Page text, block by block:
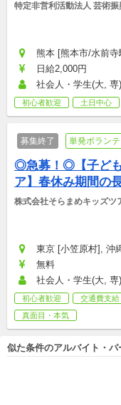
特定非営利活動法人 芸術
熊本 [熊本市/水前寺
日給2,000円
社会人・学生(大, 専
初心者歓迎 土日中心
募集終了 単発ボラン
◎急募！◎【子ど
ア】春休み期間の
株式会社そらまめキッズツ
東京 [小笠原村], 沖
無料
社会人・学生(大, 専)
初心者歓迎 交通費支給
真面目・本気
似た条件のアルバイト・パ